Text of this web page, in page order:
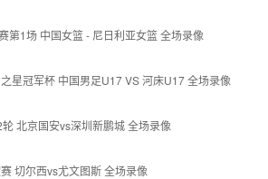
第1场 中国女篮 - 尼日利亚女篮 全场录像
星冠军杯 中国男足U17 VS 河床U17 全场录像
北京国安vs深圳新鹏城 全场录像
切尔西vs尤文图斯 全场录像